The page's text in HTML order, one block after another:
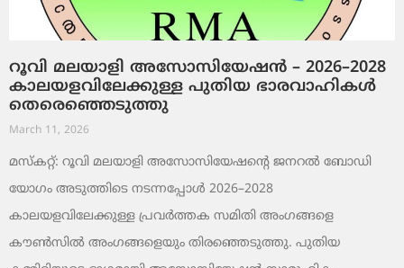
റൂവി മലയാളി അസോസിയേഷൻ – 2026–2028
കാലയളവിലേക്കുള്ള പുതിയ ഭാരവാഹികൾ
തെരെഞ്ഞെടുത്തു
March 11, 2026
മസ്കറ്റ്: റൂവി മലയാളി അസോസിയേഷന്റെ ജനറൽ ബോഡി
യോഗം അടുത്തിടെ നടന്നപ്പോൾ 2026–2028
കാലയളവിലേക്കുള്ള പ്രവർത്തക സമിതി അംഗങ്ങളെ
കൗൺസിൽ അംഗങ്ങളെയും തിരഞ്ഞെടുത്തു. പുതിയ